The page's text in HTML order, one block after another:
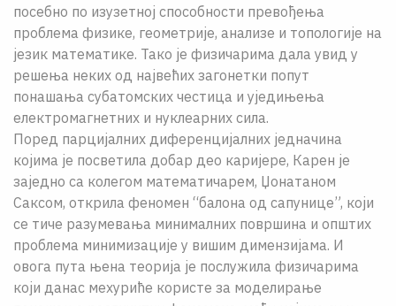
посебно по изузетној способности превођења
проблема физике, геометрије, анализе и топологије на
језик математике. Тако је физичарима дала увид у
решења неких од највећих загонетки попут
понашања субатомских честица и уједињења
електромагнетних и нуклеарних сила.
Поред парцијалних диференцијалних једначина
којима је посветила добар део каријере, Карен је
заједно са колегом математичарем, Џонатаном
Саксом, открила феномен “балона од сапунице”, који
се тиче разумевања минималних површина и општих
проблема минимизације у вишим димензијама. И
овога пута њена теорија је послужила физичарима
који данас мехуриће користе за моделирање